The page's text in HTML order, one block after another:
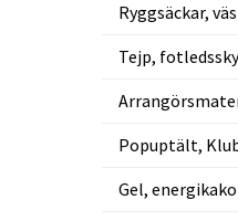
Ryggsäckar,
Tejp,
Popuptält,
Gel,